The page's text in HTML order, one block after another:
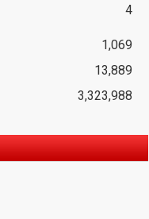
4
1,069
13,889
3,323,988